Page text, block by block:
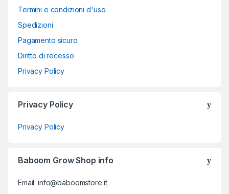
Termini e condizioni d'uso
Spedizioni
Pagamento sicuro
Diritto di recesso
Privacy Policy
Privacy Policy
Privacy Policy
Baboom Grow Shop info
Email: info@baboomstore.it